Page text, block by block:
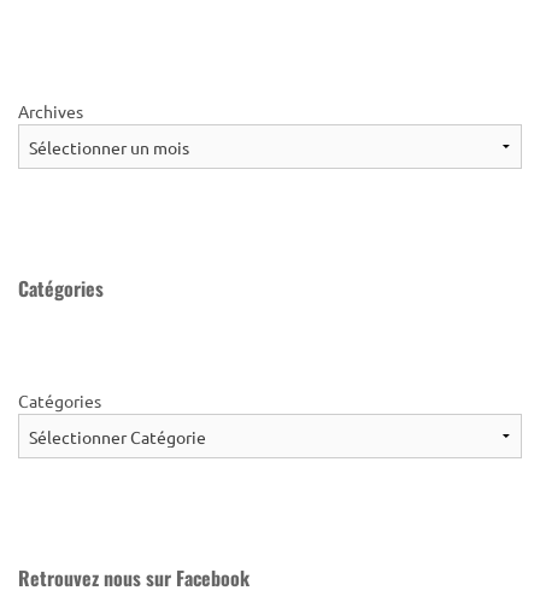
Archives
Catégories
Catégories
Retrouvez nous sur Facebook